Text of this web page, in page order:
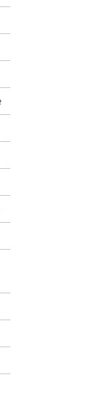
Гномик Крошка Ру
вышивки